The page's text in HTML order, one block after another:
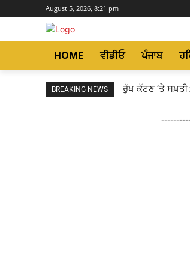
August 5, 2026, 8:21 pm
HOME ਵੀਡੀਓ ਪੰਜਾਬ
BREAKING NEWS ਰੁੱਖ ਕੱਟਣ ‘ਤੇ